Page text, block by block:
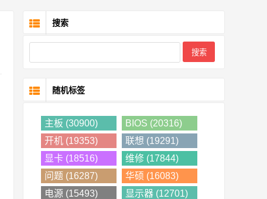
搜索
随机标签
主板 (30900)
BIOS (20316)
开机 (19353)
联想 (19291)
显卡 (18516)
维修 (17844)
问题 (16287)
华硕 (16083)
电源 (15493)
显示器 (12701)